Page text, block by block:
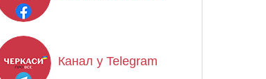
Канал у Telegram